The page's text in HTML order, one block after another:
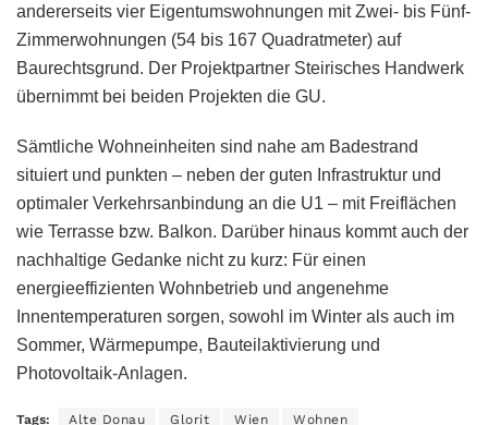
andererseits vier Eigentumswohnungen mit Zwei- bis Fünf-
Zimmerwohnungen (54 bis 167 Quadratmeter) auf
Baurechtsgrund. Der Projektpartner Steirisches Handwerk
übernimmt bei beiden Projekten die GU.
Sämtliche Wohneinheiten sind nahe am Badestrand
situiert und punkten – neben der guten Infrastruktur und
optimaler Verkehrsanbindung an die U1 – mit Freiflächen
wie Terrasse bzw. Balkon. Darüber hinaus kommt auch der
nachhaltige Gedanke nicht zu kurz: Für einen
energieeffizienten Wohnbetrieb und angenehme
Innentemperaturen sorgen, sowohl im Winter als auch im
Sommer, Wärmepumpe, Bauteilaktivierung und
Photovoltaik-Anlagen.
Tags: Alte Donau Glorit Wien Wohnen